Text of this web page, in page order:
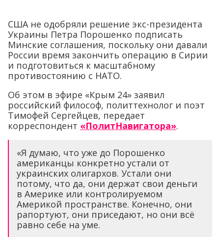
США не одобряли решение экс-президента
Украины Петра Порошенко подписать
Минские соглашения, поскольку они давали
России время закончить операцию в Сирии
и подготовиться к масштабному
противостоянию с НАТО.
Об этом в эфире «Крым 24» заявил
российский философ, политтехнолог и поэт
Тимофей Сергейцев, передает
корреспондент «ПолитНавигатора».
«Я думаю, что уже до Порошенко
американцы конкретно устали от
украинских олигархов. Устали они
потому, что да, они держат свои деньги
в Америке или контролируемом
Америкой пространстве. Конечно, они
рапортуют, они приседают, но они всё
равно себе на уме.